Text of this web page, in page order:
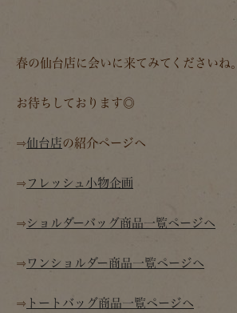
春の仙台店に会いに来てみてくださいね。
お待ちしております◎
⇒仙台店の紹介ページへ
⇒ フレッシュ小物企画
⇒ショルダーバッグ商品一覧ページへ
⇒ワンショルダー商品一覧ページへ
⇒ トートバッグ商品一覧ページへ